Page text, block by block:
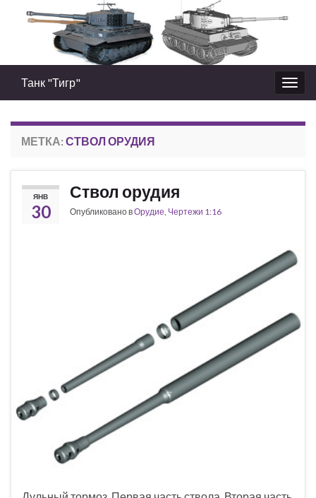
Вкл/
выкл
Танк "Тигр"
МЕТКА: СТВОЛ ОРУДИЯ
ЯНВ
30
Ствол орудия
Опубликовано вОрудие, Чертежи 1:16